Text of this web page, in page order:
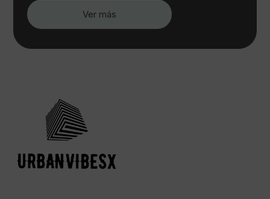
Ver más